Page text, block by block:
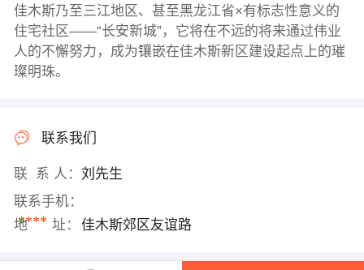
佳木斯乃至三江地区、甚至黑龙江省×有标志性意义的
住宅社区——“长安新城”，它将在不远的将来通过伟业
人的不懈努力，成为镶嵌在佳木斯新区建设起点上的璀
璨明珠。
联系我们
联 系 人： 刘先生
联系手机：
****
地 址： 佳木斯郊区友谊路